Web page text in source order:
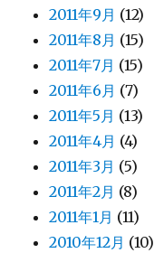
2011年9月 (12)
2011年8月 (15)
2011年7月 (15)
2011年6月 (7)
2011年5月 (13)
2011年4月 (4)
2011年3月 (5)
2011年2月 (8)
2011年1月 (11)
2010年12月 (10)